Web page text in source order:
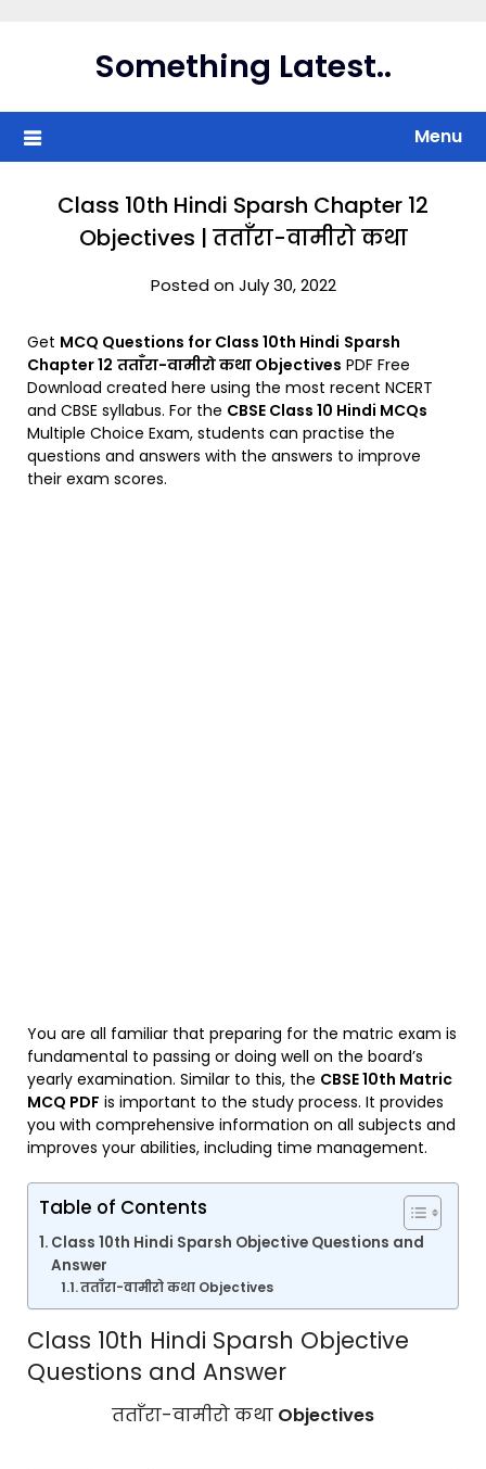
Something Latest..
Menu
Class 10th Hindi Sparsh Chapter 12
Objectives | तताँरा-वामीरो कथा
Posted on July 30, 2022
Get MCQ Questions for Class 10th Hindi Sparsh
Chapter 12 तताँरा-वामीरो कथा Objectives PDF Free
Download created here using the most recent NCERT
and CBSE syllabus. For the CBSE Class 10 Hindi MCQs
Multiple Choice Exam, students can practise the
questions and answers with the answers to improve
their exam scores.
You are all familiar that preparing for the matric exam is
fundamental to passing or doing well on the board’s
yearly examination. Similar to this, the CBSE 10th Matric
MCQ PDF is important to the study process. It provides
you with comprehensive information on all subjects and
improves your abilities, including time management.
Table of Contents
Class 10th Hindi Sparsh Objective Questions and
Answer
तताँरा-वामीरो कथा Objectives
Class 10th Hindi Sparsh Objective
Questions and Answer
तताँरा-वामीरो कथा Objectives